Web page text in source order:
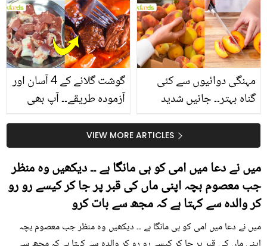
سے متعلق غلط فہمیوں کی
حقیقت کیا ہے اور افواہ
کیا؟
گوشت گلانے کے 4 آسان اور
آزمودہ طریقے۔۔ آپ بھی
بتائے راز
مہنگی دوائیوں سے کئی
گناہ بہتر۔۔ جانیں شدید
کیوں کھانا چاہیے؟ VIEW MORE ARTICLES
میں نے دعا میں امی کو ہی مانگا ہے ۔۔ دیکھیں وہ منظر
جب معصوم بچہ اپنی ماں کی قبر پر جا کر کیسے رو رو
کر والدہ سے کہتا ہے کہ مجھ سے بات کرو
میں نے دعا میں امی کو ہی مانگا ہے ۔۔ دیکھیں وہ منظر جب معصوم بچہ